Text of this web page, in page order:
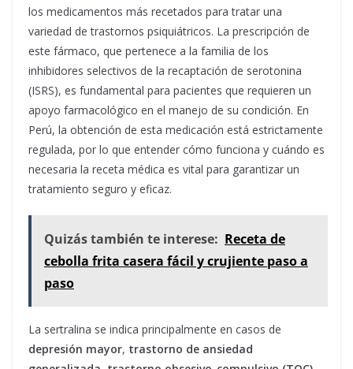
los medicamentos más recetados para tratar una
variedad de trastornos psiquiátricos. La prescripción de
este fármaco, que pertenece a la familia de los
inhibidores selectivos de la recaptación de serotonina
(ISRS), es fundamental para pacientes que requieren un
apoyo farmacológico en el manejo de su condición. En
Perú, la obtención de esta medicación está estrictamente
regulada, por lo que entender cómo funciona y cuándo es
necesaria la receta médica es vital para garantizar un
tratamiento seguro y eficaz.
Quizás también te interese: Receta de
cebolla frita casera fácil y crujiente paso a
paso
La sertralina se indica principalmente en casos de
depresión mayor, trastorno de ansiedad